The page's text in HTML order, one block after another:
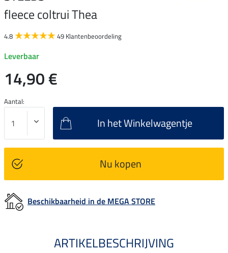
fleece coltrui Thea
4.8 49 Klantenbeoordeling
Leverbaar
14,90 €
Aantal:
In het Winkelwagentje
Nu kopen
Beschikbaarheid in de MEGA STORE
ARTIKELBESCHRIJVING